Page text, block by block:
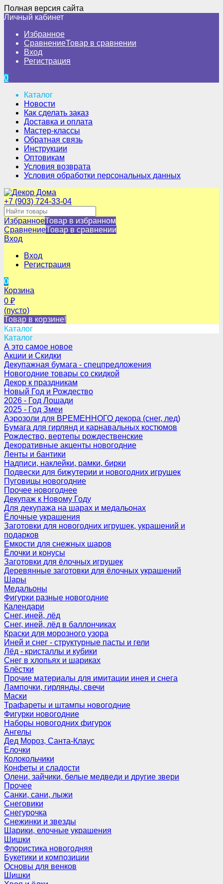
Полная версия сайта
Личный кабинет
Избранное
СравнениеТовар в сравнении
Вход
Регистрация
0
Каталог
Новости
Как сделать заказ
Доставка и оплата
Мастер-классы
Обратная связь
Инструкции
Оптовикам
Условия возврата
Условия обработки персональных данных
+7 (903) 724-33-04
ИзбранноеТовар в избранном
СравнениеТовар в сравнении
Вход
Вход
Регистрация
0
Корзина
0 ₽
(пусто)
Товар в корзине!
Каталог
Каталог
А это самое новое
Акции и Скидки
Декупажная бумага - спецпредложения
Новогодние товары со скидкой
Декор к праздникам
Новый Год и Рождество
2026 - Год Лошади
2025 - Год Змеи
Аэрозоли для ВРЕМЕННОГО декора (снег, лед)
Бумага для гирлянд и карнавальных костюмов
Рождество, вертепы рождественские
Декоративные акценты новогодние
Ленты и бантики
Надписи, наклейки, рамки, бирки
Подвески для бижутерии и новогодних игрушек
Пуговицы новогодние
Прочее новогоднее
Декупаж к Новому Году
Для декупажа на шарах и медальонах
Ёлочные украшения
Заготовки для новогодних игрушек, украшений и
подарков
Емкости для снежных шаров
Ёлочки и конусы
Заготовки для ёлочных игрушек
Деревянные заготовки для ёлочных украшений
Шары
Медальоны
Фигурки разные новогодние
Календари
Снег, иней, лёд
Снег, иней, лёд в баллончиках
Краски для морозного узора
Иней и снег - структурные пасты и гели
Лёд - кристаллы и кубики
Снег в хлопьях и шариках
Блёстки
Прочие материалы для имитации инея и снега
Лампочки, гирлянды, свечи
Маски
Трафареты и штампы новогодние
Фигурки новогодние
Наборы новогодних фигурок
Ангелы
Дед Мороз, Санта-Клаус
Елочки
Колокольчики
Конфеты и сладости
Олени, зайчики, белые медведи и другие звери
Прочее
Санки, сани, лыжи
Снеговики
Снегурочка
Снежинки и звезды
Шарики, елочные украшения
Шишки
Флористика новогодняя
Букетики и композиции
Основы для венков
Шишки